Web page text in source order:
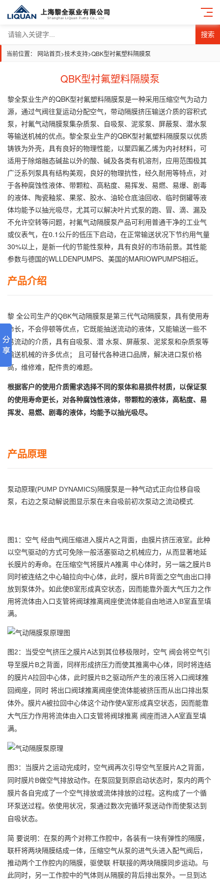
搜索
当前位置： 网站首页>技术支持>QBK型衬氟塑料隔膜泵
QBK型衬氟塑料隔膜泵
黎全泵业生产的QBK型衬氟塑料隔膜泵是一种采用压缩空气为动力
源，通过气阀往复运动分配空气，带动隔膜挤压输送介质的容积式
泵，衬氟气动隔膜泵集杂质泵、自吸泵、泥浆泵、屏蔽泵、潜水泵
等输送机械的优点。黎全泵业生产的QBK型衬氟塑料隔膜泵以优质
铸铁为外壳，具有良好的物理性能，以聚四氟乙烯为内衬材料，可
适用于除熔融态碱盐以外的酸、碱及各类有机溶剂，应用范围极其
广泛系列泵具有结构美观，良好的物理抗性，经久耐用等特点，对
于各种腐蚀性液体、带颗粒、高粘度、易挥发、易燃、易爆、剧毒
的液体、陶瓷釉浆、果浆、胶水、油轮仓底油回收、临时倒罐等液
体均能予以抽光吸尽，尤其可以解决叶片式泵的跑、冒、滴、漏及
不允许空转等问题，衬氟气动隔膜泵产品可利用普通干净的工业气
或仪表气，在0.1公斤的低压下启动，在正常输送状况下节约用气量
30%以上，是新一代的节能性泵种，具有良好的市场前景。其性能
参数与德国的WLLDENPUMPS、美国的MARIOWPUMPS相近。
产品介绍
黎 全公司生产的QBK气动隔膜泵是第三代气动隔膜泵，具有使用寿
命长，不会停顿等优点，它既能抽送流动的液体，又能输送一些不
易流动的介质，具有自吸泵、潜 水泵、屏蔽泵、泥浆泵和杂质泵等
输送机械的许多优点； 且可替代各种进口品牌，解决进口泵价格
高，维修难，配件贵的难题。
根据客户的使用介质需求选择不同的泵体和易损件材质，以保证泵
的使用寿命更长，对各种腐蚀性液体，带颗粒的液体，高粘度、易
挥发、易燃、剧毒的液体，均能予以抽光吸尽。
产品原理
泵动原理(PUMP DYNAMICS)隔膜泵是一种气动式正向位移自吸
泵，右边之泵动解说图显示泵在未自吸前初次泵动之流动模式.
图1：空气 经由气阀压缩进入膜片A之背面，由膜片挤压液室。此种
以空气驱动的方式可免除一般活塞驱动之机械应力，从而显著地延
长膜片的寿命。在压缩空气将膜片A推离 中心体时，另一端之膜片B
同时被连结之中心轴拉向中心体，此时，膜片B背面之空气由出口排
放到泵体外。如此使B室形成真空状态，因而能靠外面大气压力之作
用将流体由入口支管将阀球推离阀座使流体能自由地进入B室直至填
满。
图2：当受空气挤压之膜片A达到其位移极限时，空气 阀会将空气引
导至膜片B之背面，同样形成挤压力而使其推离中心体，同时将连结
的膜片A拉回中心体，此时膜片B之驱动所产生的液压将入口阀球推
回阀座，同时 将出口阀球推离阀座使流体能被挤压而从出口排出泵
体外。膜片A被拉回中心体这个动作使A室形成真空状态，因而能靠
大气压力作用将流体由入口支管将阀球推离 阀座而进入A室直至填
满。
图3：当膜片之运动完成时，空气阀再次引导空气至膜片A之背面，
同时膜片B做空气排放动作。在泵回复到原启动状态时，泵内的两个
膜片各自完成了一个空气排放或流体排放的过程。这构成了一个循
环泵送过程。依使用状况，泵通过数次完循环泵送动作而使泵达到
自吸状态。
简 要说明：在泵的两个对称工作腔中，各装有一块有弹性的隔膜，
联杆将两块隔膜结成一体，压缩空气从泵的进气头进入配气阀后，
推动两个工作腔内的隔膜，驱使联 杆联接的两块隔膜同步运动。与
此同时，另一工作腔中的气体则从隔膜的背后排出泵外。一旦到达